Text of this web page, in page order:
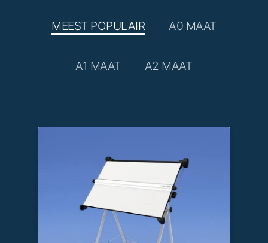
MEEST POPULAIR A0 MAAT
A1 MAAT A2 MAAT